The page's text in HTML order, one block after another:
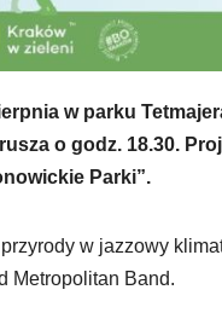
w parku
o godz. 18.30.
Parki”.
w jazzowy
Metropolitan Band.